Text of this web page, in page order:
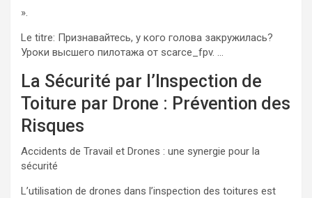
».
Le titre: Признавайтесь, у кого голова закружилась?
Уроки высшего пилотажа от scarce_fpv. …
La Sécurité par l’Inspection de
Toiture par Drone : Prévention des
Risques
Accidents de Travail et Drones : une synergie pour la
sécurité
L’utilisation de drones dans l’inspection des toitures est